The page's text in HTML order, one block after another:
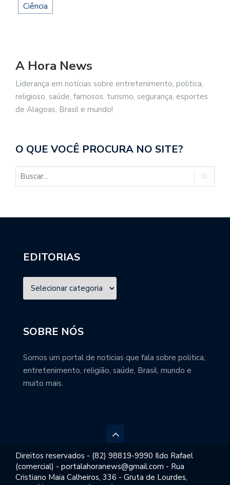
Ciência
A Hora News
Liderança em notícias sobre entretenimento, politica,
religioso, saúde, famosos, turismo, segurança, esportes
de Alagoas, Brasil e mundo!
O QUE VOCÊ PROCURA NO SITE?
EDITORIAS
SOBRE NÓS
Somos um portal de noticias que fala sobre politica,
entretenimento, religião, saúde, Brasil, mundo e
muito mais.
Direitos reservados - (82) 98819-9990 Ildo Rafael
(comercial) - portalahoranews@gmail.com - Rua
Cristiano Maia Calheiros, 336 - Gruta de Lourdes,